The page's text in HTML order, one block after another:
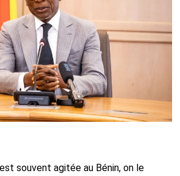
souvent agitée au Bénin, on le